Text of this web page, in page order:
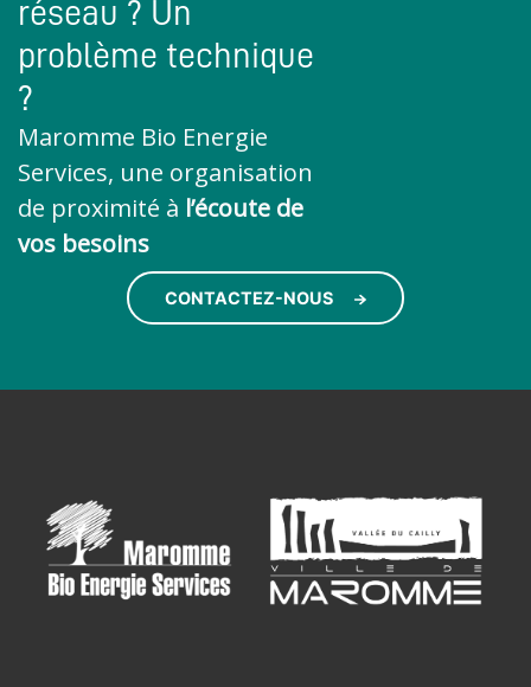
réseau ? Un
problème technique
?
Maromme Bio Energie
Services, une organisation
de proximité à l’écoute de
vos besoins
CONTACTEZ-NOUS